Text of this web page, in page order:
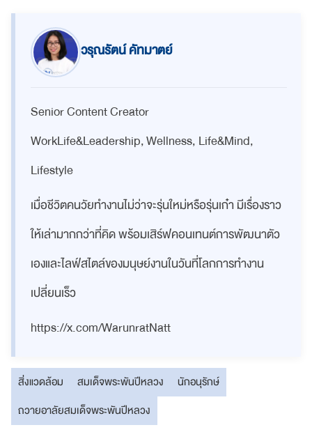
วรุณรัตน์ คัทมาตย์
Senior Content Creator
WorkLife&Leadership, Wellness, Life&Mind,
Lifestyle
เมื่อชีวิตคนวัยทำงานไม่ว่าจะรุ่นใหม่หรือรุ่นเก๋า มีเรื่องราว
ให้เล่ามากกว่าที่คิด พร้อมเสิร์ฟคอนเทนต์การพัฒนาตัว
เองและไลฟ์สไตล์ของมนุษย์งานในวันที่โลกการทำงาน
เปลี่ยนเร็ว
https://x.com/WarunratNatt
สิ่งแวดล้อม สมเด็จพระพันปีหลวง
นักอนุรักษ์
ถวายอาลัยสมเด็จพระพันปีหลวง